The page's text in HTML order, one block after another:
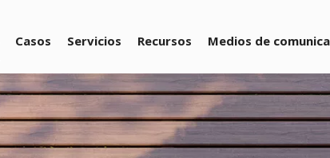
Casos Servicios Recursos Medios de